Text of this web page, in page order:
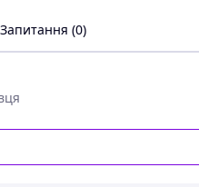
Запитання (0)